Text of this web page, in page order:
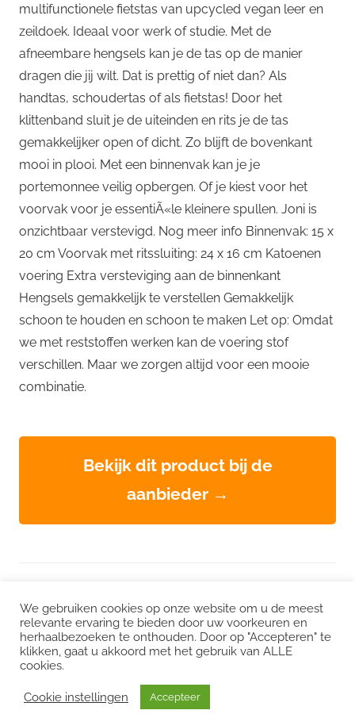
multifunctionele fietstas van upcycled vegan leer en
zeildoek. Ideaal voor werk of studie. Met de
afneembare hengsels kan je de tas op de manier
dragen die jij wilt. Dat is prettig of niet dan? Als
handtas, schoudertas of als fietstas! Door het
klittenband sluit je de uiteinden en rits je de tas
gemakkelijker open of dicht. Zo blijft de bovenkant
mooi in plooi. Met een binnenvak kan je je
portemonnee veilig opbergen. Of je kiest voor het
voorvak voor je essentiÃ«le kleinere spullen. Joni is
onzichtbaar verstevigd. Nog meer info Binnenvak: 15 x
20 cm Voorvak met ritssluiting: 24 x 16 cm Katoenen
voering Extra versteviging aan de binnenkant
Hengsels gemakkelijk te verstellen Gemakkelijk
schoon te houden en schoon te maken Let op: Omdat
we met reststoffen werken kan de voering stof
verschillen. Maar we zorgen altijd voor een mooie
combinatie.
Bekijk dit product bij de
aanbieder →
Instagram|Facebook| LinkedIn |Twitter
interessant:CO2 uitstoot Duurzame vacatures
Echt groene stroom
We gebruiken cookies op onze website om u de meest
relevante ervaring te bieden door uw voorkeuren en
herhaalbezoeken te onthouden. Door op "Accepteren" te
klikken, gaat u akkoord met het gebruik van ALLE
cookies.
Cookie instellingen Accepteer